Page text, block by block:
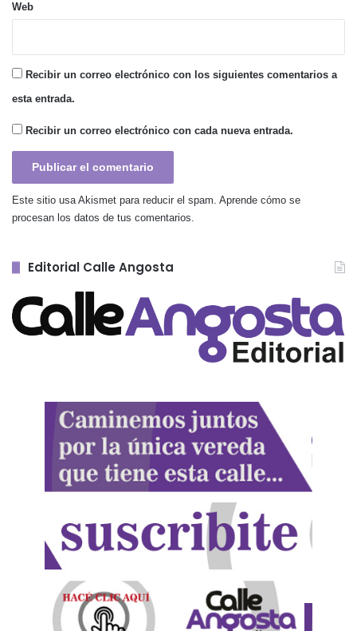
Web
Recibir un correo electrónico con los siguientes comentarios a
esta entrada.
Recibir un correo electrónico con cada nueva entrada.
Este sitio usa Akismet para reducir el spam. Aprende cómo se
procesan los datos de tus comentarios.
Editorial Calle Angosta